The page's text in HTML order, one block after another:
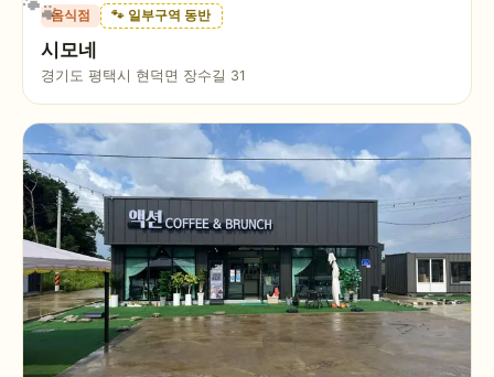
음식점 🐾 일부구역 동반
시모네
경기도 평택시 현덕면 장수길 31